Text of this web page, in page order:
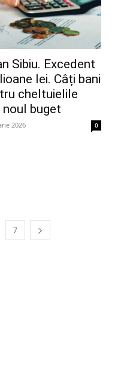
Sibiu. Excedent
lei. Câți bani
cheltuielile
noul buget
2026 0
7